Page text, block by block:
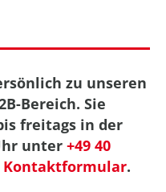
zu unseren
Bereich. Sie
freitags in der
unter +49 40
Kontaktformular.